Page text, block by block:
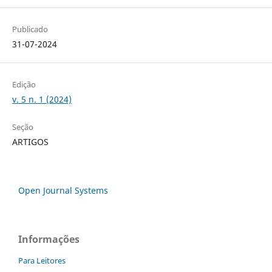
Publicado
31-07-2024
Edição
v. 5 n. 1 (2024)
Seção
ARTIGOS
Open Journal Systems
Informações
Para Leitores